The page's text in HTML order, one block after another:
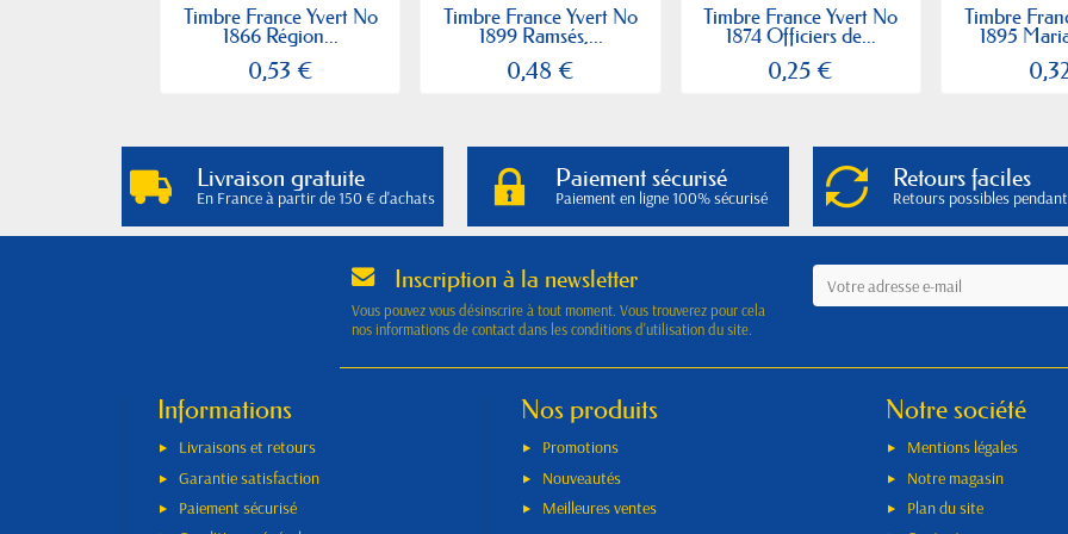
Timbre France Yvert No
1866 Région...
0,53 €
Timbre France Yvert No
1899 Ramsés,...
0,48 €
Timbre France Yvert No
1874 Officiers de...
0,25 €
Timbre
1895
Livraison gratuite
En France à partir de 150 € d'achats
Paiement sécurisé
Paiement en ligne 100% sécurisé
Retours faciles
Retours possibles
Inscription à la newsletter
Vous pouvez vous désinscrire à tout moment. Vous trouverez pour cela
nos informations de contact dans les conditions d'utilisation du site.
Informations
Livraisons et retours
Garantie satisfaction
Paiement sécurisé
Nos produits
Promotions
Nouveautés
Meilleures ventes
Notre société
Mentions légales
Notre magasin
Plan du site